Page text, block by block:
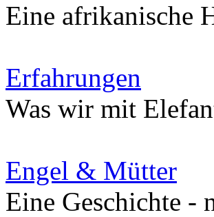
Eine afrikanische
Erfahrungen
Was wir mit
Engel & Mütter
Eine Geschichte -